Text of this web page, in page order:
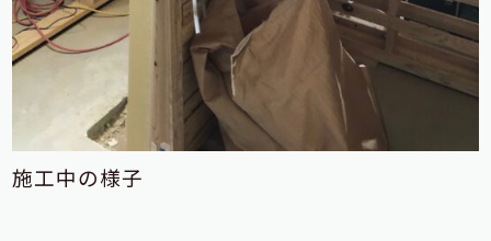
施工中の様子